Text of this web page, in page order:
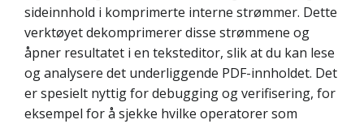
sideinnhold i komprimerte interne strømmer. Dette
verktøyet dekomprimerer disse strømmene og
åpner resultatet i en teksteditor, slik at du kan lese
og analysere det underliggende PDF-innholdet. Det
er spesielt nyttig for debugging og verifisering, for
eksempel for å sjekke hvilke operatorer som